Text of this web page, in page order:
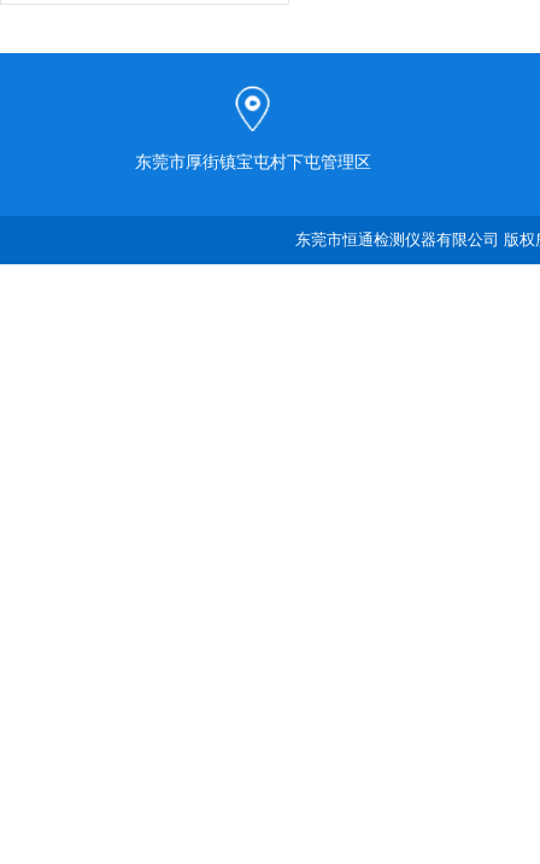
东莞市厚街镇宝屯村下屯管理区
东莞市恒通检测仪器有限公司 版